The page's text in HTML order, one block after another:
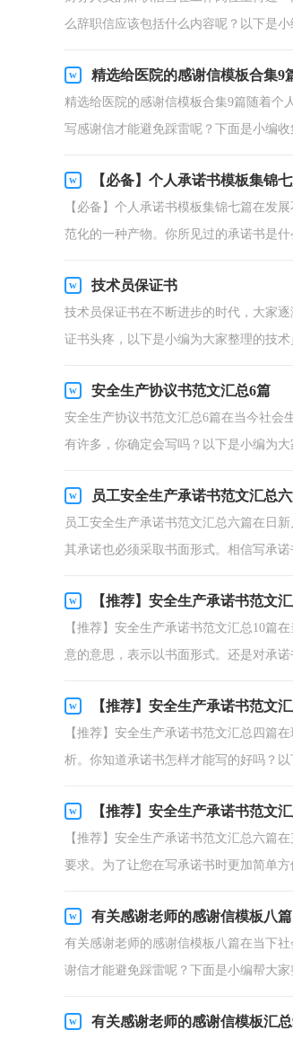
么辞职信应该包括什么内容呢？以下是
精选给医院的感谢信模板合集9
精选给医院的感谢信模板合集9篇随着个
写感谢信才能避免踩雷呢？下面是小编
【必备】个人承诺书模板集锦
【必备】个人承诺书模板集锦七篇在发
范化的一种产物。你所见过的承诺书是
技术员保证书
技术员保证书在不断进步的时代，大家
证书头疼，以下是小编为大家整理的技
安全生产协议书范文汇总6篇
安全生产协议书范文汇总6篇在当今社会
有许多，你确定会写吗？以下是小编为
员工安全生产承诺书范文汇总
员工安全生产承诺书范文汇总六篇在日
其承诺也必须采取书面形式。相信写承
【推荐】安全生产承诺书范文
【推荐】安全生产承诺书范文汇总10篇
意的意思，表示以书面形式。还是对承
【推荐】安全生产承诺书范文
【推荐】安全生产承诺书范文汇总四篇
析。你知道承诺书怎样才能写的好吗？
【推荐】安全生产承诺书范文
【推荐】安全生产承诺书范文汇总六篇
要求。为了让您在写承诺书时更加简单
有关感谢老师的感谢信模板八篇
有关感谢老师的感谢信模板八篇在当下
谢信才能避免踩雷呢？下面是小编帮大
有关感谢老师的感谢信模板汇